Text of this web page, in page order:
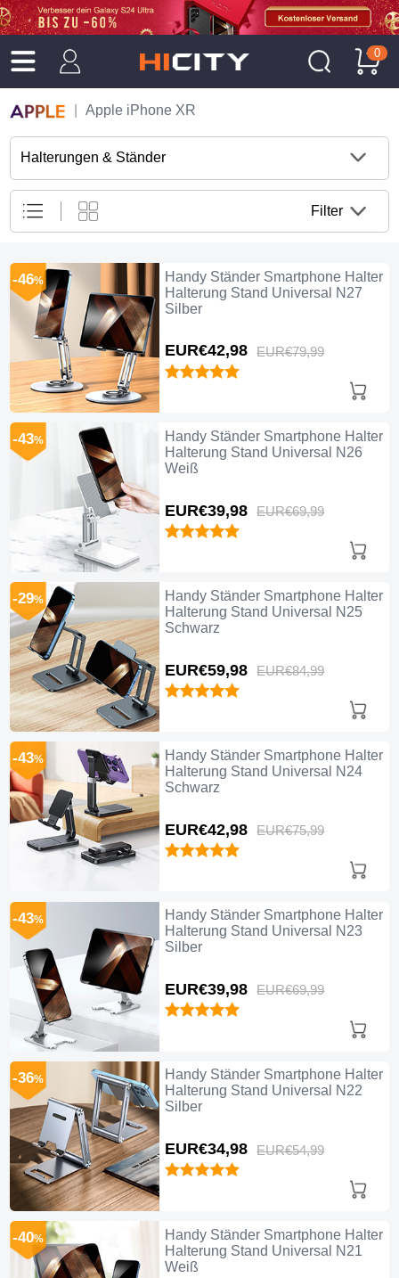
0
Apple iPhone XR
Halterungen & Ständer
Filter
Handy Ständer Smartphone Halter
Halterung Stand Universal N27
Silber
EUR€42,98 EUR€79,99
-46%
Handy Ständer Smartphone Halter
Halterung Stand Universal N26
Weiß
EUR€39,98 EUR€69,99
-43%
Handy Ständer Smartphone Halter
Halterung Stand Universal N25
Schwarz
EUR€59,98 EUR€84,99
-29%
Handy Ständer Smartphone Halter
Halterung Stand Universal N24
Schwarz
EUR€42,98 EUR€75,99
-43%
Handy Ständer Smartphone Halter
Halterung Stand Universal N23
Silber
EUR€39,98 EUR€69,99
-43%
Handy Ständer Smartphone Halter
Halterung Stand Universal N22
Silber
EUR€34,98 EUR€54,99
-36%
Handy Ständer Smartphone Halter
Halterung Stand Universal N21
Weiß
-40%